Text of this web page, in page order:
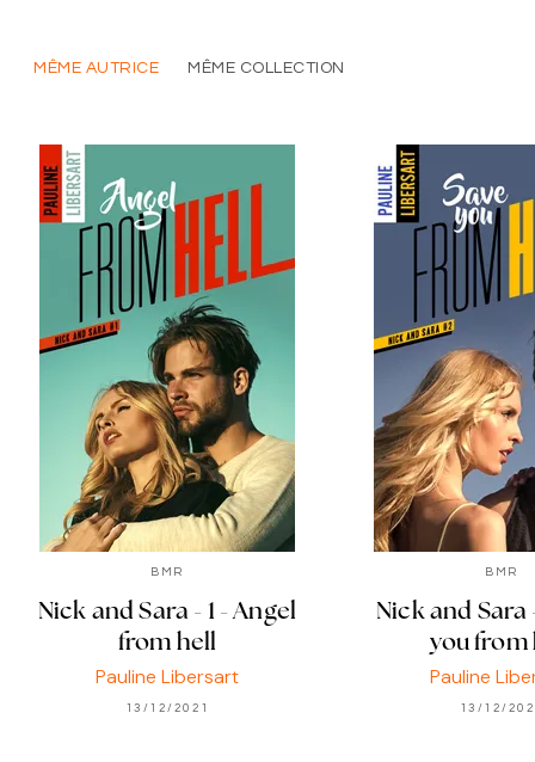
MÊME AUTRICE MÊME COLLECTION
BMR
Nick and Sara - 1 - Angel
from hell
Pauline Libersart
13/12/2021
BMR
Nick and Sara
you from
Pauline
13/12/